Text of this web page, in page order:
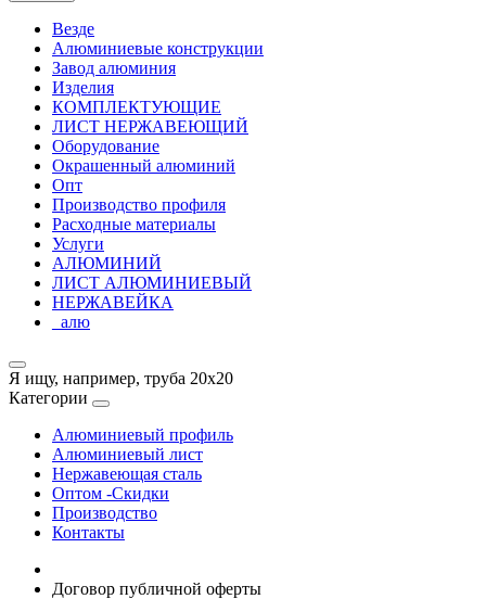
Везде
Алюминиевые конструкции
Завод алюминия
Изделия
КОМПЛЕКТУЮЩИЕ
ЛИСТ НЕРЖАВЕЮЩИЙ
Оборудование
Окрашенный алюминий
Опт
Производство профиля
Расходные материалы
Услуги
АЛЮМИНИЙ
ЛИСТ АЛЮМИНИЕВЫЙ
НЕРЖАВЕЙКА
_алю
Я ищу, например, труба 20х20
Категории
Алюминиевый профиль
Алюминиевый лист
Нержавеющая сталь
Оптом -Скидки
Производство
Контакты
Договор публичной оферты